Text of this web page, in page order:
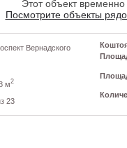
Этот объект
Посмотрите объекты
Вернадского
м2
23